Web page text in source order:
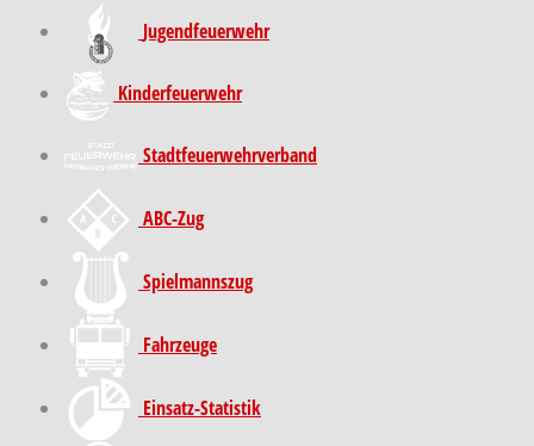
Jugendfeuerwehr
Kinder­feuer­wehr
Stadt­feuer­wehr­verband
ABC-Zug
Spielmannszug
Fahrzeuge
Einsatz-Statistik